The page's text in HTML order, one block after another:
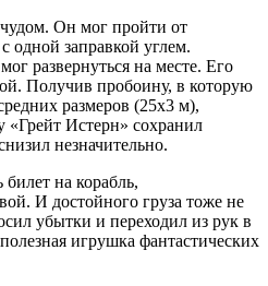
Он мог пройти от
одной заправкой углем.
развернуться на месте. Его
Получив пробоину, в которую
размеров (25х3 м),
«Грейт Истерн» сохранил
незначительно.
на корабль,
И достойного груза тоже не
убытки и переходил из рук в
игрушка фантастических